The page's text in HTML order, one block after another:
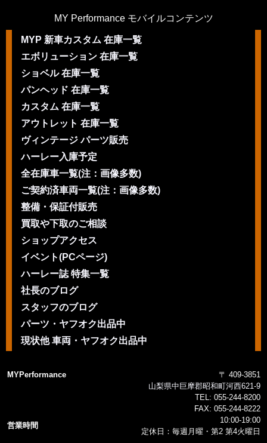
MY Performance モバイルコンテンツ
MYP 新車カスタム 在庫一覧
エボリューション 在庫一覧
ショベル 在庫一覧
パンヘッド 在庫一覧
カスタム 在庫一覧
アウトレット 在庫一覧
ヴィンテージ パーツ販売
ハーレー入庫予定
全在庫車一覧(注：画像多数)
ご契約済車両一覧(注：画像多数)
整備・保証付販売
買取や下取のご相談
ショップアクセス
イベント(PCページ)
ハーレー誌 特集一覧
社長のブログ
スタッフのブログ
パーツ・ヤフオク出品中
現状他 車両・ヤフオク出品中
MYPerformance
〒 409-3851
山梨県中巨摩郡昭和町河西621-9
TEL: 055-244-8200
FAX: 055-244-8222
営業時間
10:00-19:00
定休日：毎週月曜・第2 第4火曜日